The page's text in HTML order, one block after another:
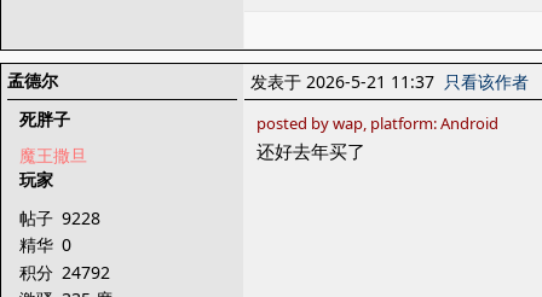
孟德尔
死胖子
魔王撒旦
玩家
帖子 9228
精华 0
积分 24792
发表于 2026-5-21 11:37 只看该作者
posted by wap, platform: Android
还好去年买了